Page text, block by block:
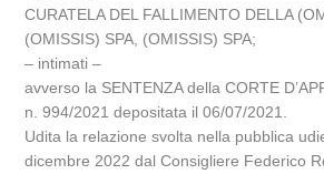
CURATELA DEL FALLIMENTO DELLA
(OMISSIS) SPA, (OMISSIS) SPA;
– intimati –
avverso la SENTENZA della CORTE
n. 994/2021 depositata il 06/07/2021.
Udita la relazione svolta nella pubblica
dicembre 2022 dal Consigliere Federico